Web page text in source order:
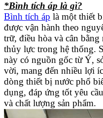
*Bình tích áp là gì?
Bình tích áp là một thiết
được vận hành theo
trữ, điều hòa và cân
thủy lực trong hệ thống.
này có nguồn gốc từ Ý,
vời, mang đến nhiều lợi
dòng thiết bị nước phổ
dụng, đáp ứng tốt yêu
và chất lượng sản phẩm.